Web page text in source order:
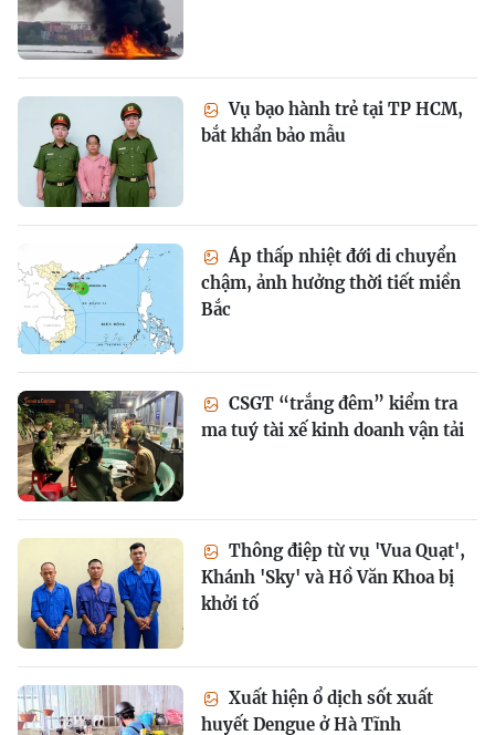
Vụ bạo hành trẻ tại TP HCM,
bắt khẩn bảo mẫu
Áp thấp nhiệt đới di chuyển
chậm, ảnh hưởng thời tiết miền
Bắc
CSGT “trắng đêm” kiểm tra
ma tuý tài xế kinh doanh vận tải
Thông điệp từ vụ 'Vua Quạt',
Khánh 'Sky' và Hồ Văn Khoa bị
khởi tố
Xuất hiện ổ dịch sốt xuất
huyết Dengue ở Hà Tĩnh